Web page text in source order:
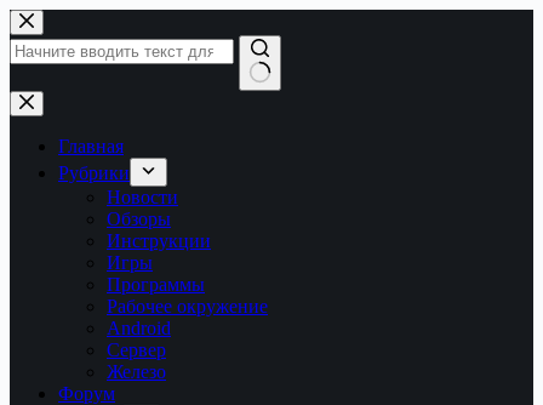
Перейти
к
сути
Ничего
не
найденоГлавная
Рубрики
Новости
Обзоры
Инструкции
Игры
Программы
Рабочее окружение
Android
Сервер
Железо
Форум